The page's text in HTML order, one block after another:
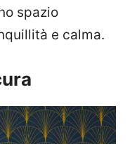
spazio
e calma.